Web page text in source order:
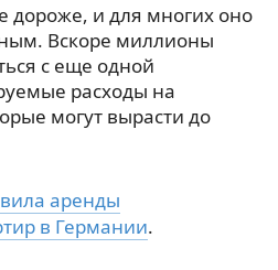
дороже, и для многих оно
Вскоре миллионы
с еще одной
расходы на
могут вырасти до
аренды
в Германии.